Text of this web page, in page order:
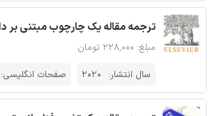
ترجمه مقاله یک چارچوب مبتنی بر
مبلغ: ۲۲۸,۰۰۰ تومان
سال انتشار: 2020 صفحات انگلیسی: